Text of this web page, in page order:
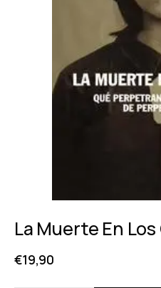
La Muerte En Los
€19,90